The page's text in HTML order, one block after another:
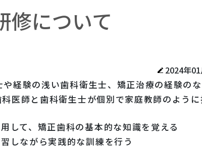
修について
2024年
経験の浅い歯科衛生士、矯正治療の経験の
医師と歯科衛生士が個別で家庭教師のように
して、矯正歯科の基本的な知識を覚える
しながら実践的な訓練を行う